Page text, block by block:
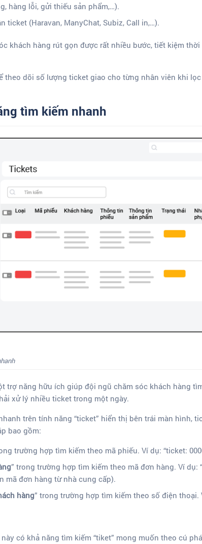
hàng lỗi, gửi thiếu sản phẩm,…).
ticket (Haravan, ManyChat, Subiz, Call in,…).
khách hàng rút gọn được rất nhiều bước, tiết kiệm
theo dõi số lượng ticket giao cho từng nhân viên khi
tìm kiếm nhanh
trợ năng hữu ích giúp đội ngũ chăm sóc khách hàng
xử lý nhiều ticket trong một ngày.
trên tính năng “ticket” hiển thị bên trái màn hình,
bao gồm:
trường hợp tìm kiếm theo mã phiếu. Ví dụ: “ticket:
” trong trường hợp tìm kiếm theo mã đơn hàng. Ví dụ:
mã đơn hàng từ nhà cung cấp).
hàng” trong trường hợp tìm kiếm theo số điện thoại.
có khả năng tìm kiếm “tiket” mong muốn theo cú